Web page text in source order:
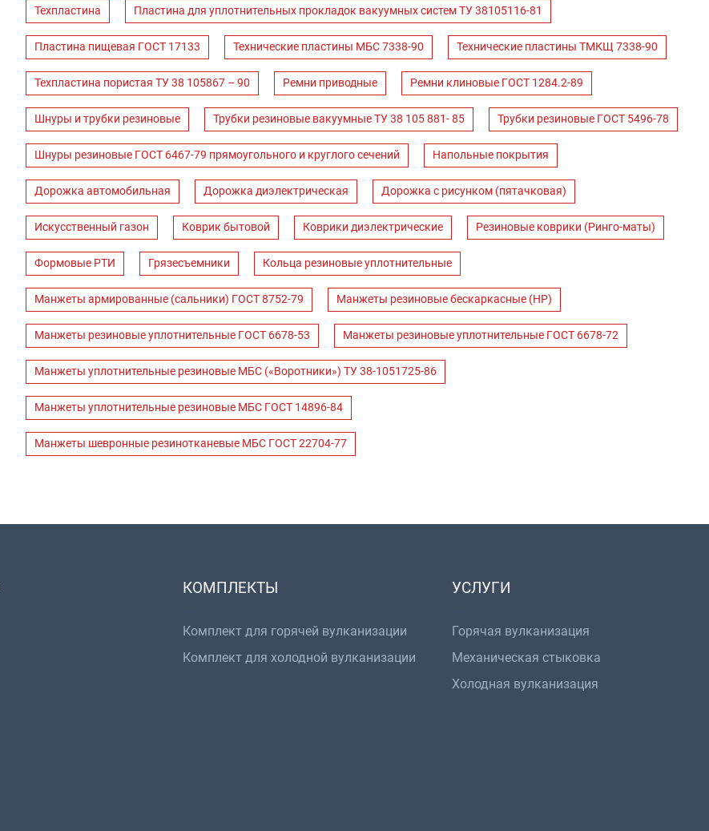
Техпластина Пластина для уплотнительных прокладок вакуумных систем ТУ 38105116-81
Пластина пищевая ГОСТ 17133 Технические пластины МБС 7338-90 Технические пластины ТМКЩ 7338-90
Техпластина пористая ТУ 38 105867 – 90 Ремни приводные Ремни клиновые ГОСТ 1284.2-89
Шнуры и трубки резиновые Трубки резиновые вакуумные ТУ 38 105 881- 85 Трубки резиновые ГОСТ 5496-78
Шнуры резиновые ГОСТ 6467-79 прямоугольного и круглого сечений Напольные покрытия
Дорожка автомобильная Дорожка диэлектрическая Дорожка с рисунком (пятачковая)
Искусственный газон Коврик бытовой Коврики диэлектрические Резиновые коврики (Ринго-маты)
Формовые РТИ Грязесъемники Кольца резиновые уплотнительные
Манжеты армированные (сальники) ГОСТ 8752-79 Манжеты резиновые бескаркасные (НР)
Манжеты резиновые уплотнительные ГОСТ 6678-53 Манжеты резиновые уплотнительные ГОСТ 6678-72
Манжеты уплотнительные резиновые МБС («Воротники») ТУ 38-1051725-86
Манжеты уплотнительные резиновые МБС ГОСТ 14896-84
Манжеты шевронные резинотканевые МБС ГОСТ 22704-77
КОМПЛЕКТЫ
Комплект для горячей вулканизации
Комплект для холодной вулканизации
УСЛУГИ
Горячая вулканизация
Механическая стыковка
Холодная вулканизация